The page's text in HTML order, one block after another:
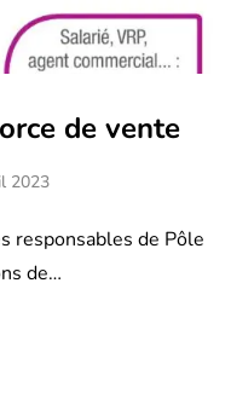
de vente
2023
responsables de Pôle
de…